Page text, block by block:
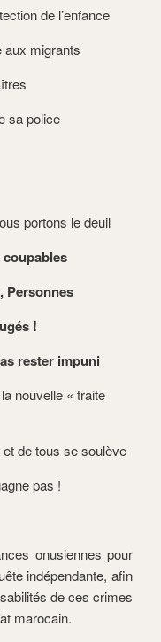
de l’enfance
aux migrants
sa police
portons le deuil
Personnes
!
rester impuni
nouvelle « traite
et de tous se soulève
pas !
onusiennes pour
indépendante, afin
de ces crimes
marocain.